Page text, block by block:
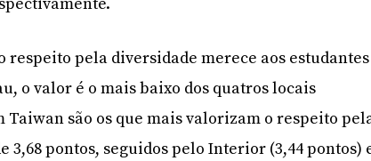
respeito pela diversidade merece aos estudantes
o valor é o mais baixo dos quatros locais
Taiwan são os que mais valorizam o respeito
3,68 pontos, seguidos pelo Interior (3,44 pontos)